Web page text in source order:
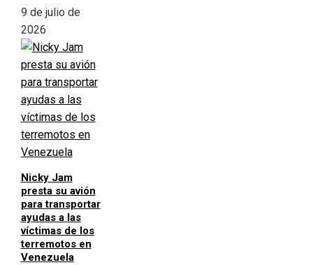
9 de julio de
2026
Nicky Jam
presta su avión
para transportar
ayudas a las
víctimas de los
terremotos en
Venezuela